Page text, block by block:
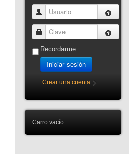
Usuario
Clave
Recordarme
Iniciar sesión
Crear una cuenta
Carro vacío